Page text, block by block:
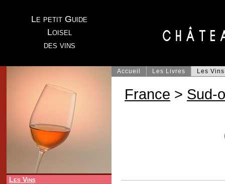
Le petit Guide
Loisel
des vins
Les Vins
Accueil Les Livres Les Vins
France > Sud-